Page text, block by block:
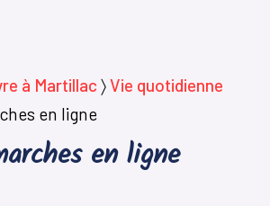
à Martillac 〉Vie quotidienne
en ligne
en ligne